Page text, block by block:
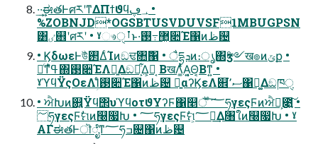
·͢·͢ಈతͰศརʹͳΔΠϯϑϥ؀ڥ •
%ZOBNJD*OGSBTUSVDUVSF1MBUGPSN
͸ٸ଎ʹศརʹ • ˠෳࡶੑͱ͏·͘޲͖߹͏࢓૊Έ΁ͷظ଴
• ϏδωεͰউͪ࢒ΔͨΊͷඞਢ৚݅΁ • ैདྷܕͷ։ൃ΍ӡ༻ख๏ͷݶք •
৽ͨͳߟ͑ํ΍࢓૊ΈΛ༻͍Δඞཁ͕͋Δ͕Կ͔ ΒखΛ͚ͭͯΑ͍͔Θ͔Βͳ͍ •
ˠϓϥΫςΟεΛؚΊͨ࢓૊Έ΁ͷظ଴ ྑ͍αʔϏεΛ଎͘ސ٬΁ಧ͚Δඞཁੑ
• ਐԽͷ଎͍Ϋϥ΢υϓϥοτϑΥʔϜ΁௥ै ͨ͠؅ཧγεςϜͷਐԽ͕೉͍͠ •
؅ཧγεςϜࣗମͷ௠෗Խ • ؅ཧγεςϜࣗମ͕؅ཧ͢Δ৘ใͷ௠෗Խ • ˠ
ΑΓಈతͰॊೈͳ؅ཧߏ଄΁ͷظ଴